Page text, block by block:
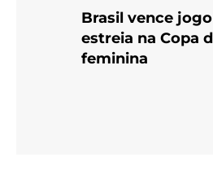
Brasil vence
estreia na Copa
feminina